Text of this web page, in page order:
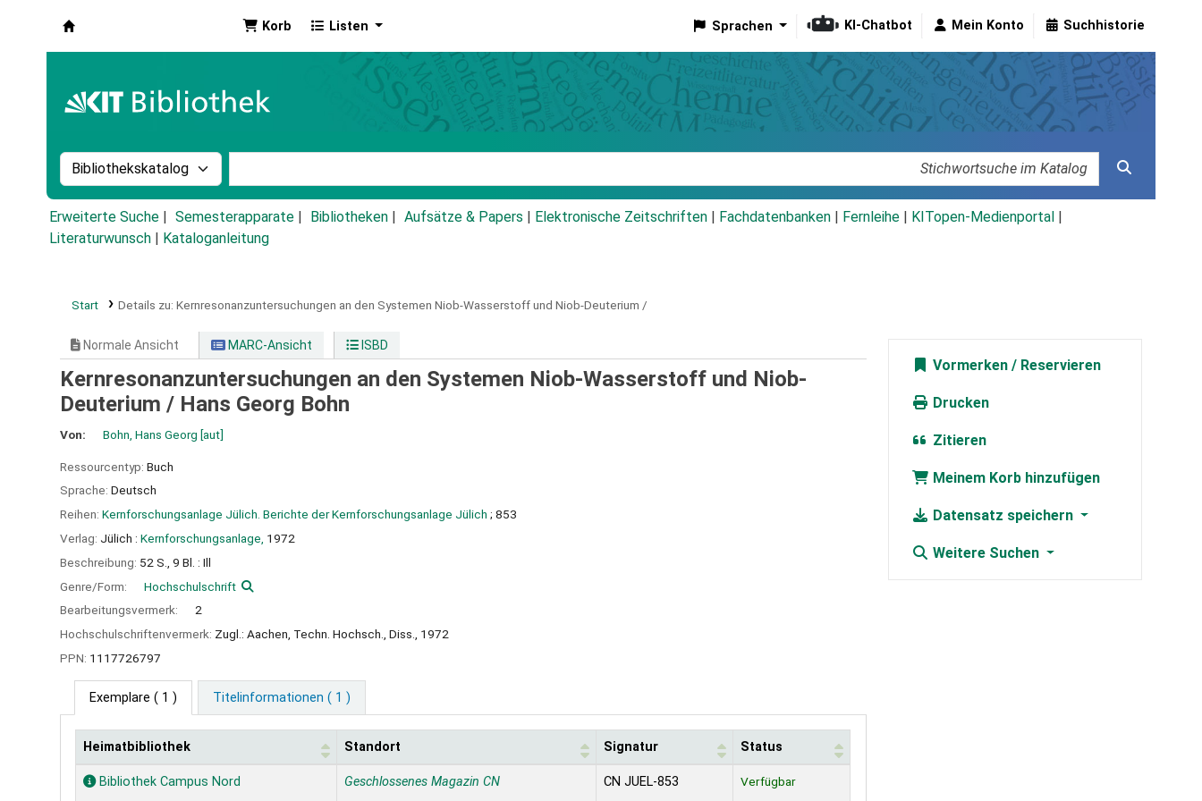
Korb Listen Sprachen KI-Chatbot Mein Konto Suchhistorie
Suche im Katalog nach:
Erweiterte Suche Semesterapparate Bibliotheken Aufsätze & Papers Elektronische Zeitschriften Fachdatenbanken Fernleihe KITopen-Medienportal
Literaturwunsch
Kataloganleitung
Start Details zu: Kernresonanzuntersuchungen an den Systemen Niob-Wasserstoff und Niob-Deuterium /
Normale Ansicht MARC-Ansicht ISBD
Kernresonanzuntersuchungen an den Systemen Niob-Wasserstoff und Niob-
Deuterium / Hans Georg Bohn
Von: Bohn, Hans Georg [aut]
Ressourcentyp: Buch
Sprache: Deutsch
Reihen: Kernforschungsanlage Jülich. Berichte der Kernforschungsanlage Jülich ; 853
Verlag: Jülich : Kernforschungsanlage, 1972
Beschreibung: 52 S., 9 Bl. : Ill
Genre/Form:
Hochschulschrift
Bearbeitungsvermerk:
2
Hochschulschriftenvermerk: Zugl.: Aachen, Techn. Hochsch., Diss., 1972
PPN: 1117726797
Exemplare ( 1 ) Titelinformationen ( 1 )
Exemplare
Heimatbibliothek Standort Signatur Status
Bibliothek Campus Nord Geschlossenes Magazin CN CN JUEL-853 Verfügbar
Vormerken
Drucken
Zitieren
Meinem Korb hinzufügen
Datensatz speichern
Weitere Suchen